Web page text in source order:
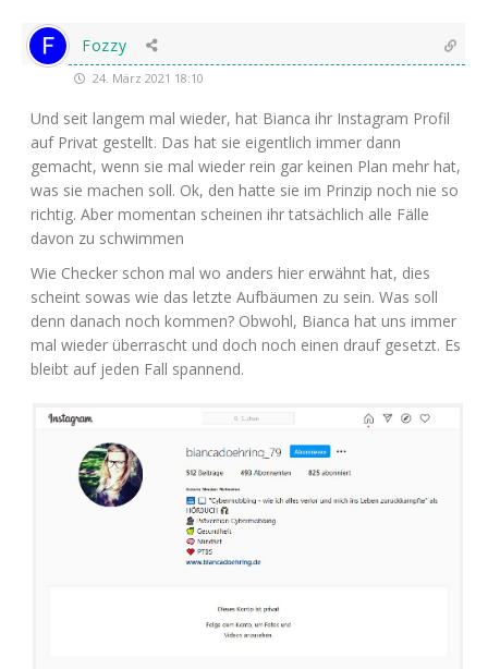
Fozzy
24. März 2021 18:10
Und seit lan­gem mal wie­der, hat Bian­ca ihr Insta­gram Pro­fil
auf Pri­vat gestellt. Das hat sie eigent­lich immer dann
gemacht, wenn sie mal wie­der rein gar kei­nen Plan mehr hat,
was sie machen soll. Ok, den hat­te sie im Prin­zip noch nie so
rich­tig. Aber momen­tan schei­nen ihr tat­säch­lich alle Fäl­le
davon zu schwimmen
Wie Che­cker schon mal wo anders hier erwähnt hat, dies
scheint sowas wie das letz­te Auf­bäu­men zu sein. Was soll
denn danach noch kom­men? Obwohl, Bian­ca hat uns immer
mal wie­der über­rascht und doch noch einen drauf gesetzt. Es
bleibt auf jeden Fall spannend.